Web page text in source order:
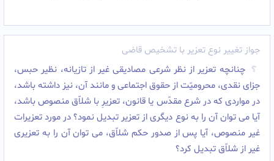
جواز تغییر نوع تعزیر با تشخیص قاضی
چنانچه تعزیر از نظر شرعى مصادیقى غیر از تازیانه، نظیر حبس،
جزاى نقدى، محرومیّت از حقوق اجتماعى و مانند آن، نیز داشته باشد،
در مواردى که در شرع مقدّس یا قانون، تعزیرِ با شلاّق منصوص باشد،
آیا مى توان آن را به نوع دیگرى از تعزیر تبدیل نمود؟ در مورد تعزیرات
غیر منصوص، آیا پس از صدور حکم شلاّق، مى توان آن را به تعزیرى
غیر از شلاّق تبدیل کرد؟